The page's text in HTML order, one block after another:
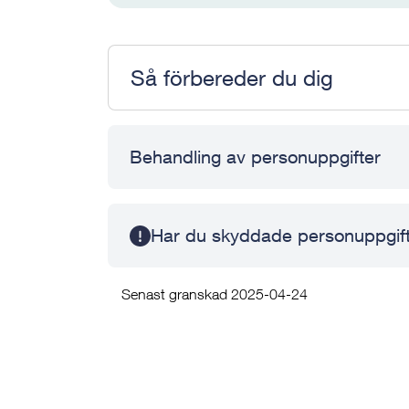
Så förbereder du dig
Behandling av personuppgifter
Har du skyddade
Senast granskad 2025-04-24